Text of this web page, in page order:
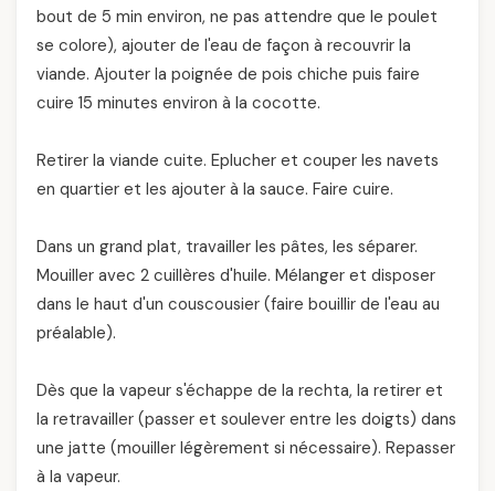
bout de 5 min environ, ne pas attendre que le poulet
se colore), ajouter de l'eau de façon à recouvrir la
viande. Ajouter la poignée de pois chiche puis faire
cuire 15 minutes environ à la cocotte.
Retirer la viande cuite. Eplucher et couper les navets
en quartier et les ajouter à la sauce. Faire cuire.
Dans un grand plat, travailler les pâtes, les séparer.
Mouiller avec 2 cuillères d'huile. Mélanger et disposer
dans le haut d'un couscousier (faire bouillir de l'eau au
préalable).
Dès que la vapeur s'échappe de la rechta, la retirer et
la retravailler (passer et soulever entre les doigts) dans
une jatte (mouiller légèrement si nécessaire). Repasser
à la vapeur.